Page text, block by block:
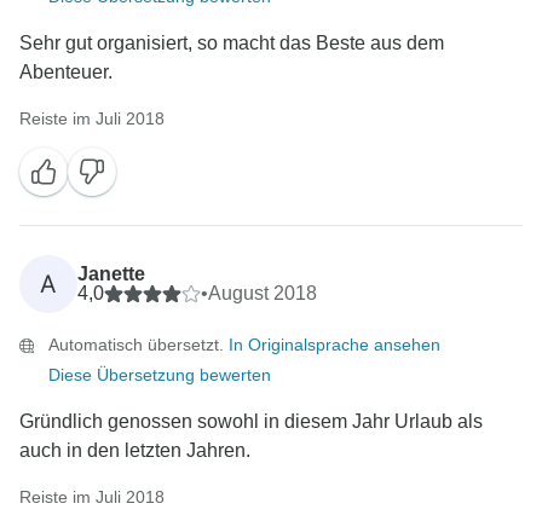
Sehr gut organisiert, so macht das Beste aus dem
Abenteuer.
Reiste im Juli 2018
A
Janette
4,0
•August 2018
Automatisch übersetzt. In Originalsprache ansehen
Diese Übersetzung bewerten
Gründlich genossen sowohl in diesem Jahr Urlaub als
auch in den letzten Jahren.
Reiste im Juli 2018